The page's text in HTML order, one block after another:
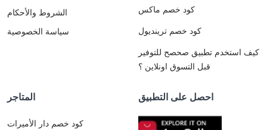
الشروط والأحكام
سياسة الخصوصية
كود خصم ماكس
كود خصم ترينديول
كيف استخدم تطبيق صحصح للتوفير
قبل التسوق اونلاين ؟
المتاجر
كود خصم دار الأميرات
احصل على التطبيق